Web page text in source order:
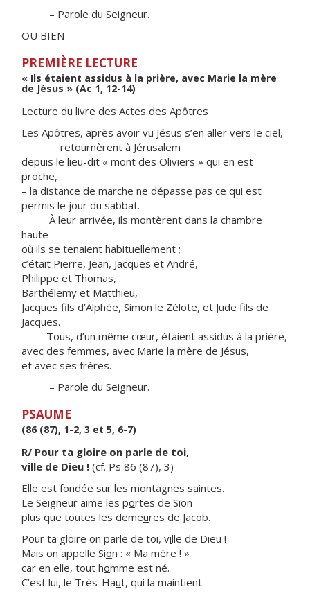
– Parole du Seigneur.
OU BIEN
PREMIÈRE LECTURE
« Ils étaient assidus à la prière, avec Marie la mère
de Jésus » (Ac 1, 12-14)
Lecture du livre des Actes des Apôtres
Les Apôtres, après avoir vu Jésus s’en aller vers le ciel,
retournèrent à Jérusalem
depuis le lieu-dit « mont des Oliviers » qui en est
proche,
– la distance de marche ne dépasse pas ce qui est
permis le jour du sabbat.
À leur arrivée, ils montèrent dans la chambre
haute
où ils se tenaient habituellement ;
c’était Pierre, Jean, Jacques et André,
Philippe et Thomas,
Barthélemy et Matthieu,
Jacques fils d’Alphée, Simon le Zélote, et Jude fils de
Jacques.
Tous, d’un même cœur, étaient assidus à la prière,
avec des femmes, avec Marie la mère de Jésus,
et avec ses frères.
– Parole du Seigneur.
PSAUME
(86 (87), 1-2, 3 et 5, 6-7)
R/ Pour ta gloire on parle de toi,
ville de Dieu ! (cf. Ps 86 (87), 3)
Elle est fondée sur les montagnes saintes.
Le Seigneur aime les portes de Sion
plus que toutes les demeures de Jacob.
Pour ta gloire on parle de toi, ville de Dieu !
Mais on appelle Sion : « Ma mère ! »
car en elle, tout homme est né.
C’est lui, le Très-Haut, qui la maintient.